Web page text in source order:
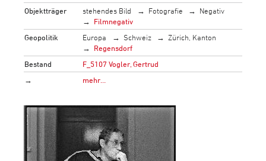
Objektträger
stehendes Bild Fotografie
Negativ
Filmnegativ
Geopolitik
Europa Schweiz
Zürich, Kanton
Regensdorf
Bestand
F_5107 Vogler, Gertrud
→
mehr…